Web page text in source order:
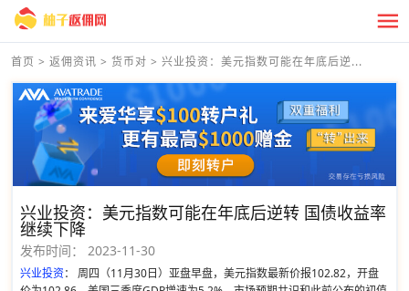
首页 > 返佣资讯 > 货币对 > 兴业投资：美元指数可能在年底后逆...
兴业投资：美元指数可能在年底后逆转 国债收益率
继续下降
发布时间： 2023-11-30
兴业投资： 周四（11月30日）亚盘早盘，美元指数最新价报102.82，开盘